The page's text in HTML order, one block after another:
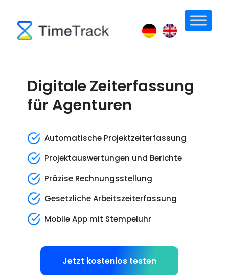
Digitale Zeiterfassung
für Agenturen
Automatische Projektzeiterfassung
Projektauswertungen und Berichte
Präzise Rechnungsstellung
Gesetzliche Arbeitszeiterfassung
Mobile App mit Stempeluhr
Jetzt kostenlos testen